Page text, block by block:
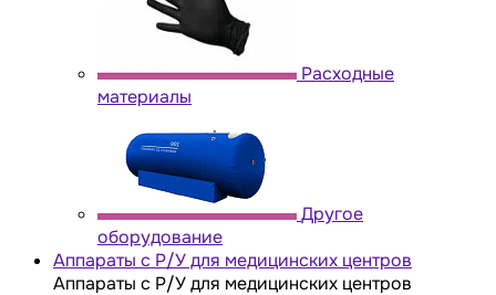
Расходные
материалы
Другое
оборудование
Аппараты с Р/У для медицинских центров
Аппараты с Р/У для медицинских центров